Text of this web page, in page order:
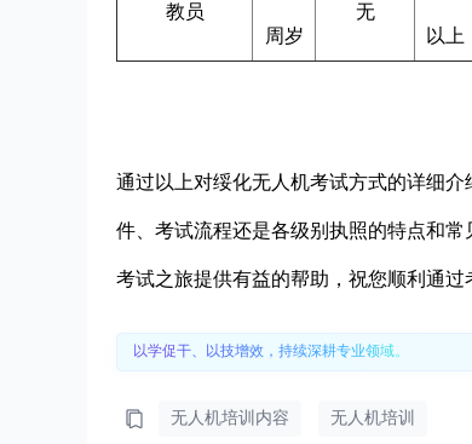
教员
周岁
无
以上
通过以上对绥化无人机考试方式的详细
件、考试流程还是各级别执照的特点和
考试之旅提供有益的帮助，祝您顺利通过
以学促干、以技增效，持续深耕专业领域。
无人机培训内容 无人机培训